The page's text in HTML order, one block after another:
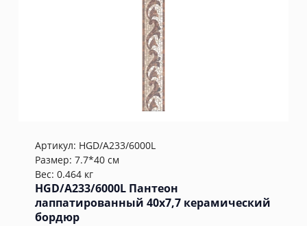
Артикул: HGD/A233/6000L
Размер: 7.7*40 см
Вес: 0.464 кг
HGD/A233/6000L Пантеон
лаппатированный 40x7,7 керамический
бордюр